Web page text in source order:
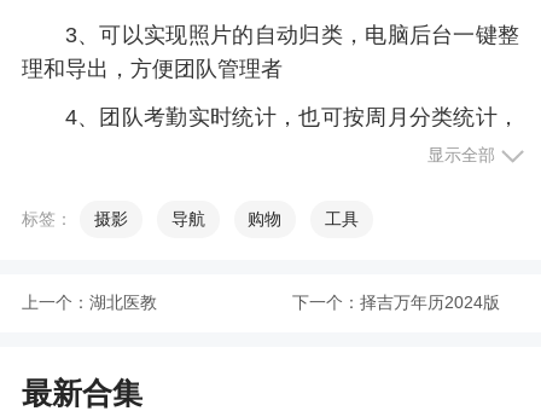
3、可以实现照片的自动归类，电脑后台一键整
理和导出，方便团队管理者
4、团队考勤实时统计，也可按周月分类统计，
清晰明了。可以设置不同班次，满足不同的考勤需
5、场景监控老人外出预防丢失，小孩外出预防
同学友情长久记录，闺蜜旅游纪念。。。。。
显示全部
标签： 摄影 导航 购物 工具
上一个： 湖北医教 下一个： 择吉万年历2024版
最新合集